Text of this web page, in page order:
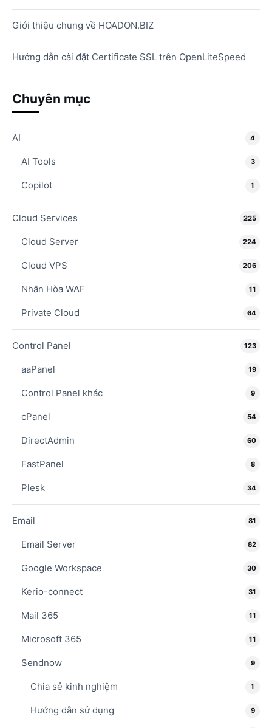
Giới thiệu chung về HOADON.BIZ
Hướng dẫn cài đặt Certificate SSL trên OpenLiteSpeed
Chuyên mục
AI 4
AI Tools 3
Copilot 1
Cloud Services 225
Cloud Server 224
Cloud VPS 206
Nhân Hòa WAF 11
Private Cloud 64
Control Panel 123
aaPanel 19
Control Panel khác 9
cPanel 54
DirectAdmin 60
FastPanel 8
Plesk 34
Email 81
Email Server 82
Google Workspace 30
Kerio-connect 31
Mail 365 11
Microsoft 365 11
Sendnow 9
Chia sẻ kinh nghiệm 1
Hướng dẫn sử dụng 9